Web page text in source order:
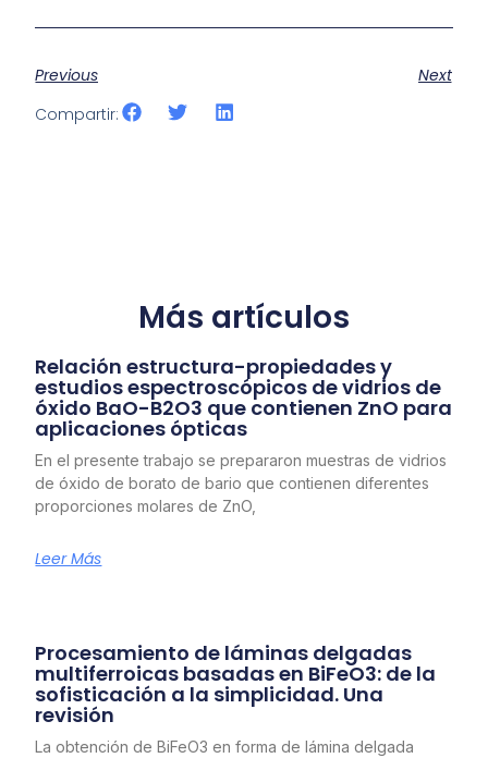
Previous
Next
Compartir:
Más artículos
Relación estructura-propiedades y
estudios espectroscópicos de vidrios de
óxido BaO-B2O3 que contienen ZnO para
aplicaciones ópticas
En el presente trabajo se prepararon muestras de vidrios
de óxido de borato de bario que contienen diferentes
proporciones molares de ZnO,
Leer Más
Procesamiento de láminas delgadas
multiferroicas basadas en BiFeO3: de la
sofisticación a la simplicidad. Una
revisión
La obtención de BiFeO3 en forma de lámina delgada